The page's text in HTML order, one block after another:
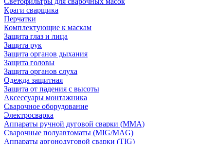
Краги сварщика
Перчатки
Комплектующие к маскам
Защита глаз и лица
Защита рук
Защита органов дыхания
Защита головы
Защита органов слуха
Одежда защитная
Защита от падения с высоты
Аксессуары монтажника
Сварочное оборудование
Электросварка
Аппараты ручной дуговой сварки (MMA)
Сварочные полуавтоматы (MIG/MAG)
Аппараты аргонодуговой сварки (TIG)